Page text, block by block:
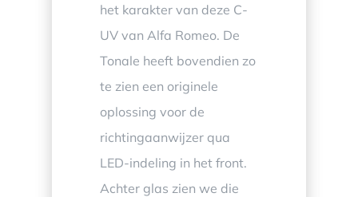
het karakter van deze C-
UV van Alfa Romeo. De
Tonale heeft bovendien zo
te zien een originele
oplossing voor de
richtingaanwijzer qua
LED-indeling in het front.
Achter glas zien we die